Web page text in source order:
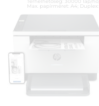
Terhelhetőség: 30000 lap/hó;
Max. papírméret: A4; Duplex:
Csatlakozások: USB, WiFi,
Cikkszám:B225V_DNI
Kategória:Többfunkciós
ÁFA:27%
77 990Ft